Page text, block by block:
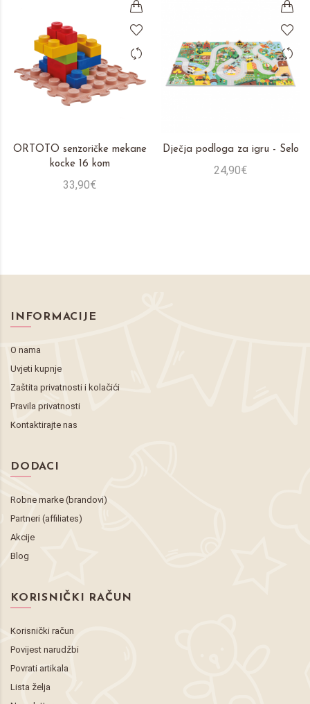
ORTOTO senzoričke mekane
kocke 16 kom
33,90€
Dječja podloga za igru - Selo
24,90€
INFORMACIJE
O nama
Uvjeti kupnje
Zaštita privatnosti i kolačići
Pravila privatnosti
Kontaktirajte nas
DODACI
Robne marke (brandovi)
Partneri (affiliates)
Akcije
Blog
KORISNIČKI RAČUN
Korisnički račun
Povijest narudžbi
Povrati artikala
Lista želja